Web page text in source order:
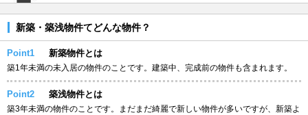
新築・築浅物件てどんな物件？
Point1 新築物件とは
築1年未満の未入居の物件のことです。建築中、完成前の物件も含まれます。
Point2 築浅物件とは
築3年未満の物件のことです。まだまだ綺麗で新しい物件が多いですが、新築よ